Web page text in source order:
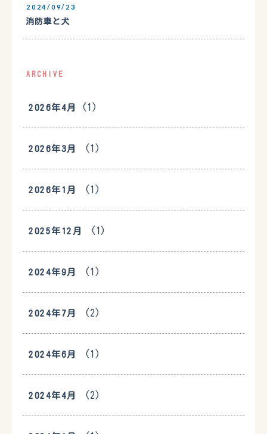
2024/09/23
消防車と犬
ARCHIVE
2026年4月 (1)
2026年3月 (1)
2026年1月 (1)
2025年12月 (1)
2024年9月 (1)
2024年7月 (2)
2024年6月 (1)
2024年4月 (2)